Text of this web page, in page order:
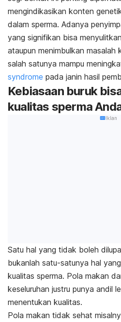
mengindikasikan konten
dalam sperma. Adanya
yang signifikan bisa
ataupun menimbulkan masalah
salah satunya mampu
syndrome pada janin hasil
Kebiasaan buruk
kualitas sperma
Iklan
Satu hal yang tidak boleh
bukanlah satu-satunya hal
kualitas sperma. Pola makan
keseluruhan justru punya andil
menentukan kualitas.
Pola makan tidak sehat